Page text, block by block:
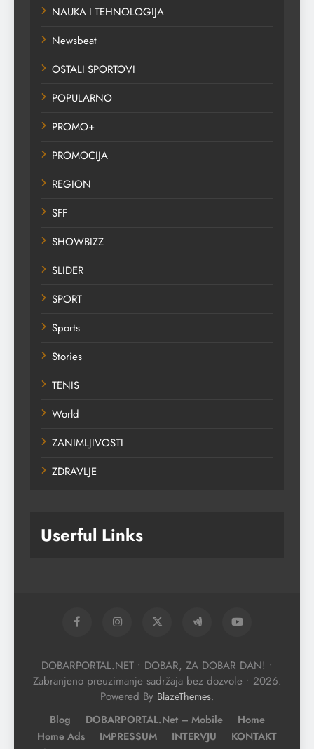
NAUKA I TEHNOLOGIJA
Newsbeat
OSTALI SPORTOVI
POPULARNO
PROMO+
PROMOCIJA
REGION
SFF
SHOWBIZZ
SLIDER
SPORT
Sports
Stories
TENIS
World
ZANIMLJIVOSTI
ZDRAVLJE
Userful Links
DOBARPORTAL.NET • DOBAR, ZA DOBAR DAN! •
Zabranjeno preuzimanje sadržaja bez dozvole • 2026.
Powered By BlazeThemes.
Blog DOBARPORTAL.net – Mobile
Home
Home Ads
IMPRESSUM INTERVJU
KONTAKT